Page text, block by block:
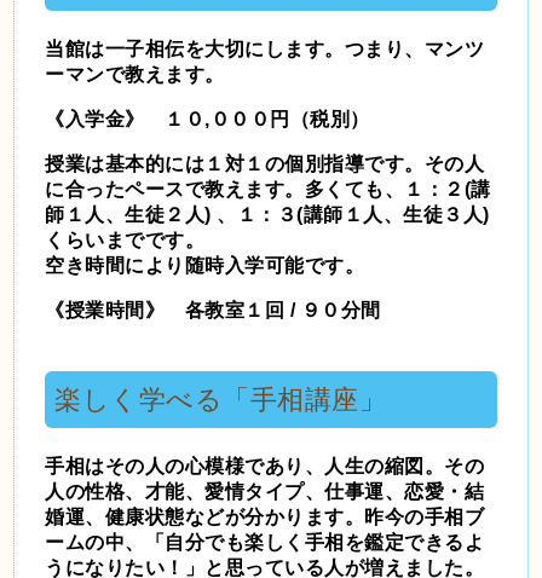
当館は一子相伝を大切にします。つまり、マンツ
ーマンで教えます。
《入学金》 １０,０００円（税別）
授業は基本的には１対１の個別指導です。その人
に合ったペースで教えます。多くても、１：２(講
師１人、生徒２人) 、１：３(講師１人、生徒３人)
くらいまでです。
空き時間により随時入学可能です。
《授業時間》 各教室１回 / ９０分間
楽しく学べる「 手相講座」
手相はその人の心模様であり、人生の縮図。その
人の性格、才能、愛情タイプ、仕事運、恋愛・結
婚運、健康状態などが分かります。昨今の手相ブ
ームの中、「自分でも楽しく手相を鑑定できるよ
うになりたい！」と思っている人が増えました。